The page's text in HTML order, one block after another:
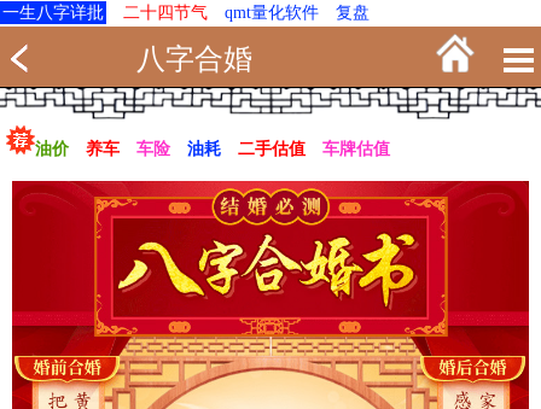
一生八字详批 二十四节气 qmt量化软件 复盘
八字合婚
油价 养车 车险 油耗 二手估值 车牌估值